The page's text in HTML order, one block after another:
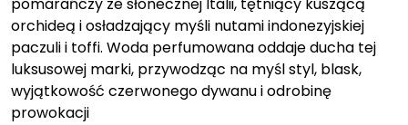
pomarańczy ze słonecznej Italii, tętniący kuszącą
orchideą i osładzający myśli nutami indonezyjskiej
paczuli i toffi. Woda perfumowana oddaje ducha tej
luksusowej marki, przywodząc na myśl styl, blask,
wyjątkowość czerwonego dywanu i odrobinę
prowokacji